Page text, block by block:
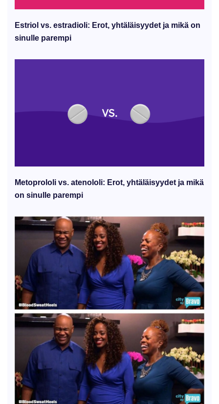
Estriol vs. estradioli: Erot, yhtäläisyydet ja mikä on
sinulle parempi
Metoprololi vs. atenololi: Erot, yhtäläisyydet ja mikä
on sinulle parempi